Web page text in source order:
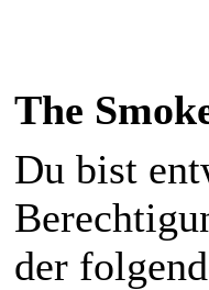
The
Du bist
der